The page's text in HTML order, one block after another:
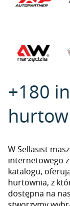
+180
W Sellasist
internetowego
katalogu,
hurtownia, z
dostępna na